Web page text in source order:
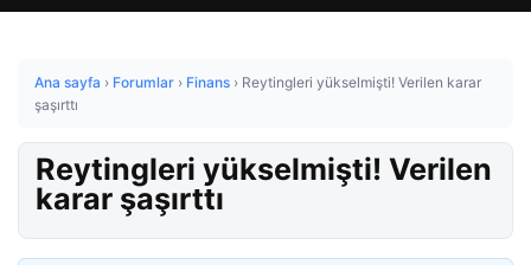
Ana sayfa › Forumlar › Finans › Reytingleri yükselmişti! Verilen karar
şaşırttı
Reytingleri yükselmişti! Verilen
karar şaşırttı